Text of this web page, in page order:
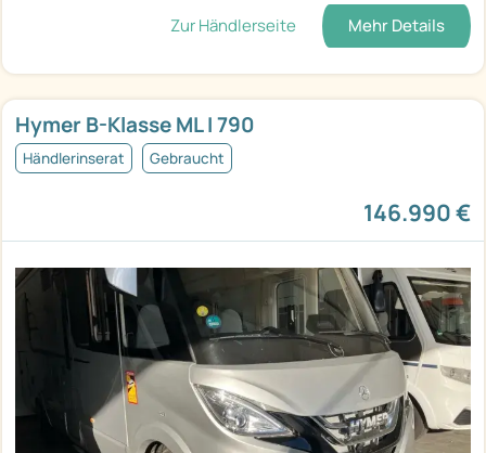
Zur Händlerseite Mehr Details
Hymer B-Klasse ML I 790
Händlerinserat Gebraucht
146.990 €